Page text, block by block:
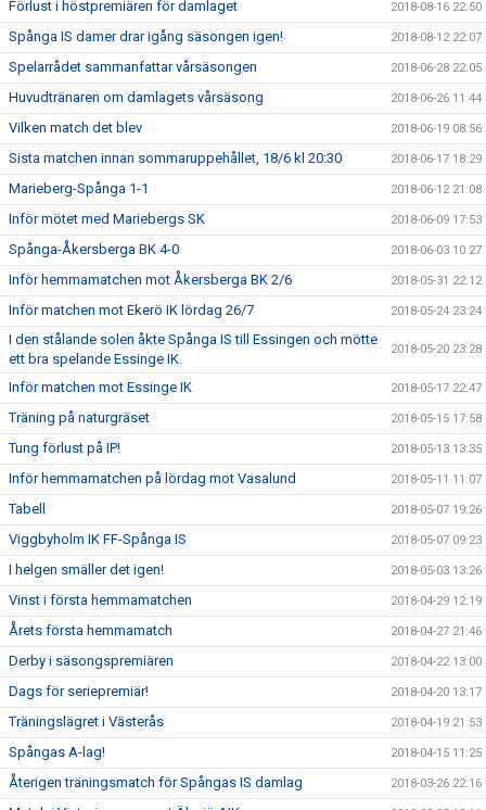
Förlust i höstpremiären för damlaget 2018-08-16 22:50
Spånga IS damer drar igång säsongen igen! 2018-08-12 22:07
Spelarrådet sammanfattar vårsäsongen 2018-06-28 22:05
Huvudtränaren om damlagets vårsäsong 2018-06-26 11:44
Vilken match det blev 2018-06-19 08:56
Sista matchen innan sommaruppehållet, 18/6 kl 20:30 2018-06-17 18:29
Marieberg-Spånga 1-1 2018-06-12 21:08
Inför mötet med Mariebergs SK 2018-06-09 17:53
Spånga-Åkersberga BK 4-0 2018-06-03 10:27
Inför hemmamatchen mot Åkersberga BK 2/6 2018-05-31 22:12
Inför matchen mot Ekerö IK lördag 26/7 2018-05-24 23:24
I den stålande solen åkte Spånga IS till Essingen och mötte
ett bra spelande Essinge IK.
2018-05-20 23:28
Inför matchen mot Essinge IK 2018-05-17 22:47
Träning på naturgräset 2018-05-15 17:58
Tung förlust på IP! 2018-05-13 13:35
Inför hemmamatchen på lördag mot Vasalund 2018-05-11 11:07
Tabell 2018-05-07 19:26
Viggbyholm IK FF-Spånga IS 2018-05-07 09:23
I helgen smäller det igen! 2018-05-03 13:26
Vinst i första hemmamatchen 2018-04-29 12:19
Årets första hemmamatch 2018-04-27 21:46
Derby i säsongspremiären 2018-04-22 13:00
Dags för seriepremiär! 2018-04-20 13:17
Träningslägret i Västerås 2018-04-19 21:53
Spångas A-lag! 2018-04-15 11:25
Återigen träningsmatch för Spångas IS damlag 2018-03-26 22:16